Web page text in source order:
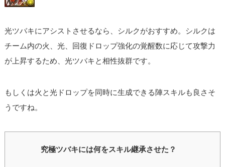
光ツバキにアシストさせるなら、シルクがおすすめ。シルクは
チーム内の火、光、回復ドロップ強化の覚醒数に応じて攻撃力
が上昇するため、光ツバキと相性抜群です。
もしくは火と光ドロップを同時に生成できる陣スキルも良さそ
うですね。
究極ツバキには何をスキル継承させた？